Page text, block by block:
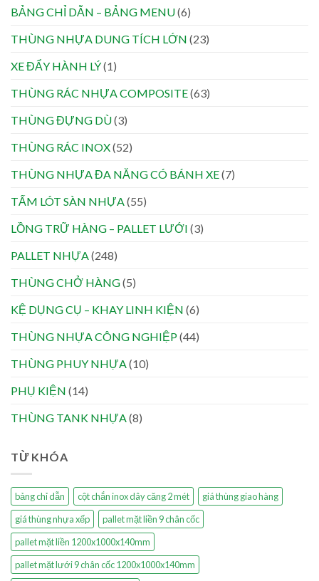
BẢNG CHỈ DẪN – BẢNG MENU(6)
THÙNG NHỰA DUNG TÍCH LỚN (23)
XE ĐẨY HÀNH LÝ(1)
THÙNG RÁC NHỰA COMPOSITE(63)
THÙNG ĐỰNG DÙ(3)
THÙNG RÁC INOX(52)
THÙNG NHỰA ĐA NĂNG CÓ BÁNH XE(7)
TẤM LÓT SÀN NHỰA (55)
LỒNG TRỮ HÀNG – PALLET LƯỚI (3)
PALLET NHỰA (248)
THÙNG CHỞ HÀNG(5)
KỆ DỤNG CỤ – KHAY LINH KIỆN (6)
THÙNG NHỰA CÔNG NGHIỆP(44)
THÙNG PHUY NHỰA (10)
PHỤ KIỆN (14)
THÙNG TANK NHỰA (8)
TỪ KHÓA
bảng chỉ dẫn cột chắn inox dây căng 2 mét
giá thùng giao hàng
giá thùng nhựa xếp
pallet mặt liền 9 chân cốc
pallet mặt liền 1200x1000x140mm
pallet mặt lưới 9 chân cốc 1200x1000x140mm